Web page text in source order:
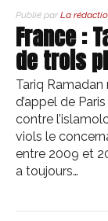
Publié par La
France :
de trois
Tariq
d’appel de
contre
viols le
entre 2009 et
a toujours…